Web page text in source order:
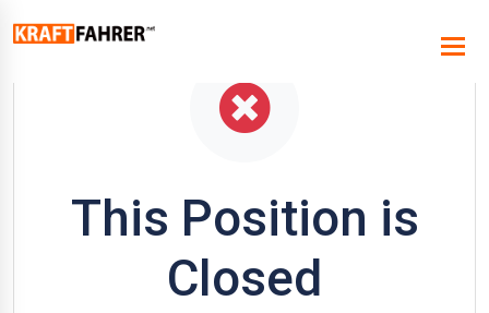
This Position is
Closed